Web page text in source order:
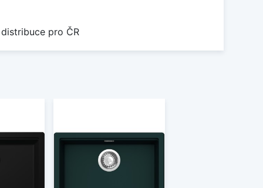
pro ČR